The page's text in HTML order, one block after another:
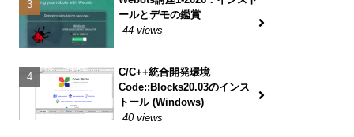
ールとデモの鑑賞
44 views
C/C++統合開発環境
Code::Blocks20.03のインス
トール (Windows)
40 views